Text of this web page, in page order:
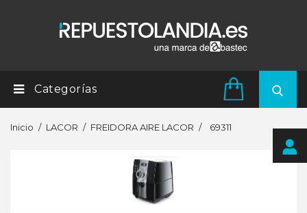
Categorías
Inicio LACOR FREIDORA AIRE LACOR 69311